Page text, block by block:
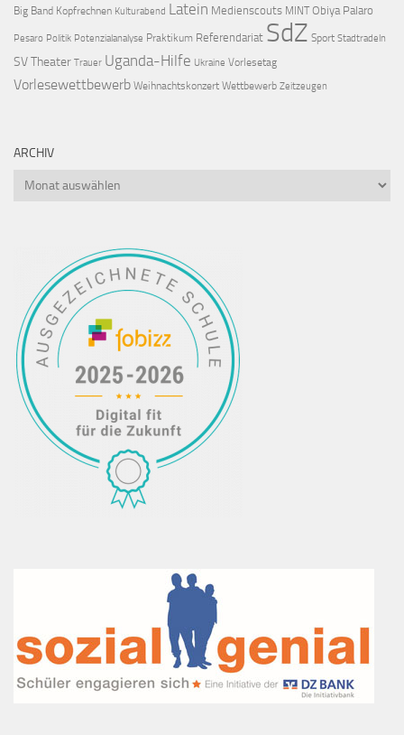
Big Band Kopfrechnen Kulturabend Latein Medienscouts MINT Obiya Palaro
Pesaro Politik Potenzialanalyse Praktikum Referendariat SdZ Sport Stadtradeln
SVTheater Trauer Uganda-Hilfe Ukraine Vorlesetag
Vorlesewettbewerb Weihnachtskonzert Wettbewerb Zeitzeugen
ARCHIV